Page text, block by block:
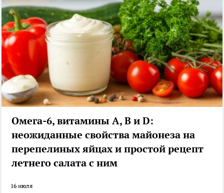
Омега-6, витамины А, В и D:
неожиданные свойства майонеза на
перепелиных яйцах и простой рецепт
летнего салата с ним
16 июля